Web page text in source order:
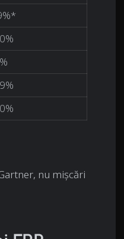
nu mișcări